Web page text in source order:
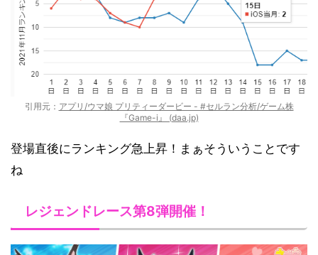
引用元： アプリ/ウマ娘 プリティーダービー - #セルラン分析/ゲーム株
『Game-i』 (daa.jp)
登場直後にランキング急上昇！まぁそういうことです
ね
レジェンドレース第8弾開催！